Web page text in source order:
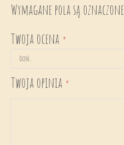
Wymagane pola są oznaczone
Twoja ocena *
Twoja opinia *